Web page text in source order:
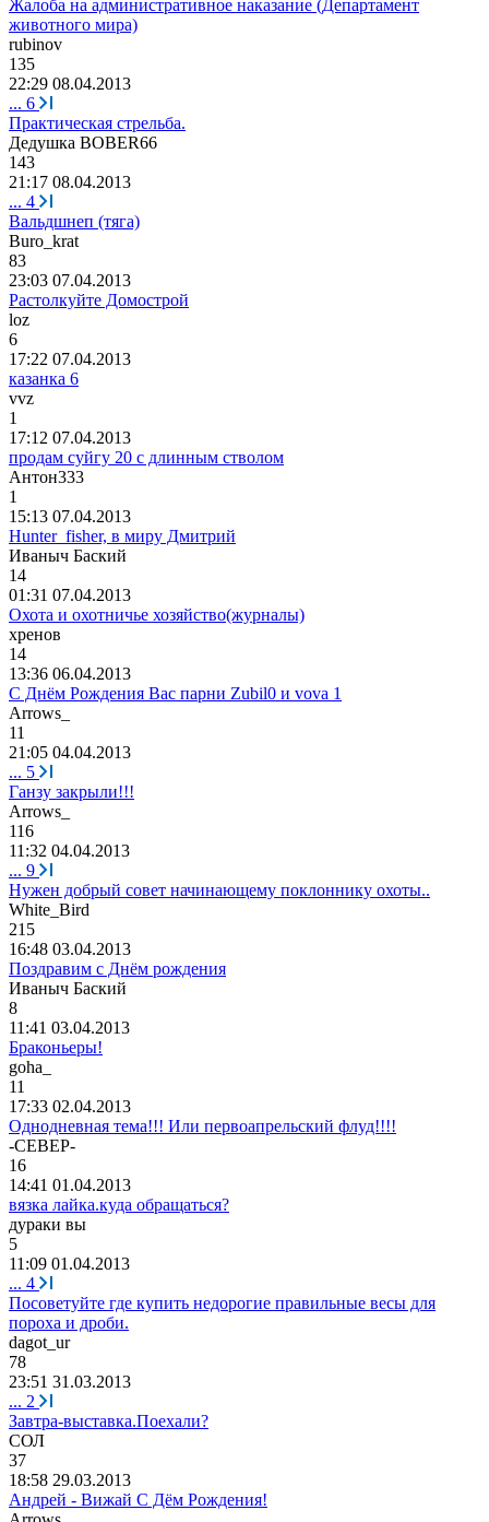
Жалоба на административное наказание (Департамент
животного мира)
rubinov
135
22:29 08.04.2013
... 6
Практическая стрельба.
Дедушка BOBER66
143
21:17 08.04.2013
... 4
Вальдшнеп (тяга)
Buro_krat
83
23:03 07.04.2013
Растолкуйте Домострой
loz
6
17:22 07.04.2013
казанка 6
vvz
1
17:12 07.04.2013
продам суйгу 20 с длинным стволом
Антон333
1
15:13 07.04.2013
Hunter_fisher, в миру Дмитрий
Иваныч Баский
14
01:31 07.04.2013
Охота и охотничье хозяйство(журналы)
хренов
14
13:36 06.04.2013
С Днём Рождения Вас парни Zubil0 и vova 1
Arrows_
11
21:05 04.04.2013
... 5
Ганзу закрыли!!!
Arrows_
116
11:32 04.04.2013
... 9
Нужен добрый совет начинающему поклоннику охоты..
White_Bird
215
16:48 03.04.2013
Поздравим с Днём рождения
Иваныч Баский
8
11:41 03.04.2013
Браконьеры!
goha_
11
17:33 02.04.2013
Однодневная тема!!! Или первоапрельский флуд!!!!
-СЕВЕР-
16
14:41 01.04.2013
вязка лайка.куда обращаться?
дураки вы
5
11:09 01.04.2013
... 4
Посоветуйте где купить недорогие правильные весы для
пороха и дроби.
dagot_ur
78
23:51 31.03.2013
... 2
Завтра-выставка.Поехали?
CОЛ
37
18:58 29.03.2013
Андрей - Вижай С Дём Рождения!